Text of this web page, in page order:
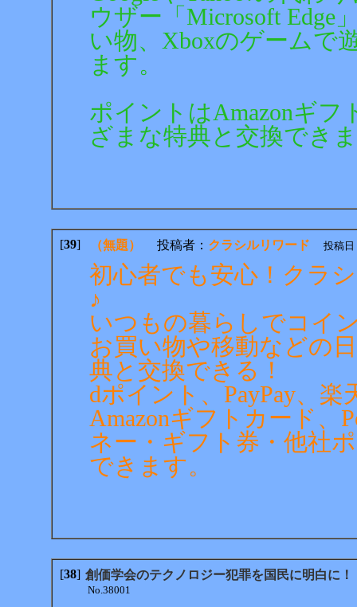
ウザー「Microsoft Edge
い物、Xboxのゲームで
ます。
ポイントはAmazonギ
ざまな特典と交換でき
[39] （無題） 投稿者： クラシルリワード 投稿日
初心者でも安心！クラ
♪
いつもの暮らしでコイ
お買い物や移動などの
典と交換できる！
dポイント、PayPay、
Amazonギフトカード、
ネー・ギフト券・他社
できます。
[38] 創価学会のテクノロジー犯罪を国民に明白に！
No.38001